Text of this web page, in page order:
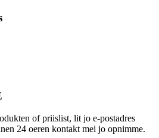
of priislist, lit jo e-postadres
24 oeren kontakt mei jo opnimme.